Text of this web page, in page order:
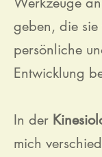
geben, die sie
persönliche
Entwicklung
In der
mich